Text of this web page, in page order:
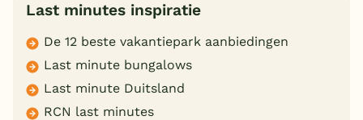
Last minutes inspiratie
De 12 beste vakantiepark aanbiedingen
Last minute bungalows
Last minute Duitsland
RCN last minutes